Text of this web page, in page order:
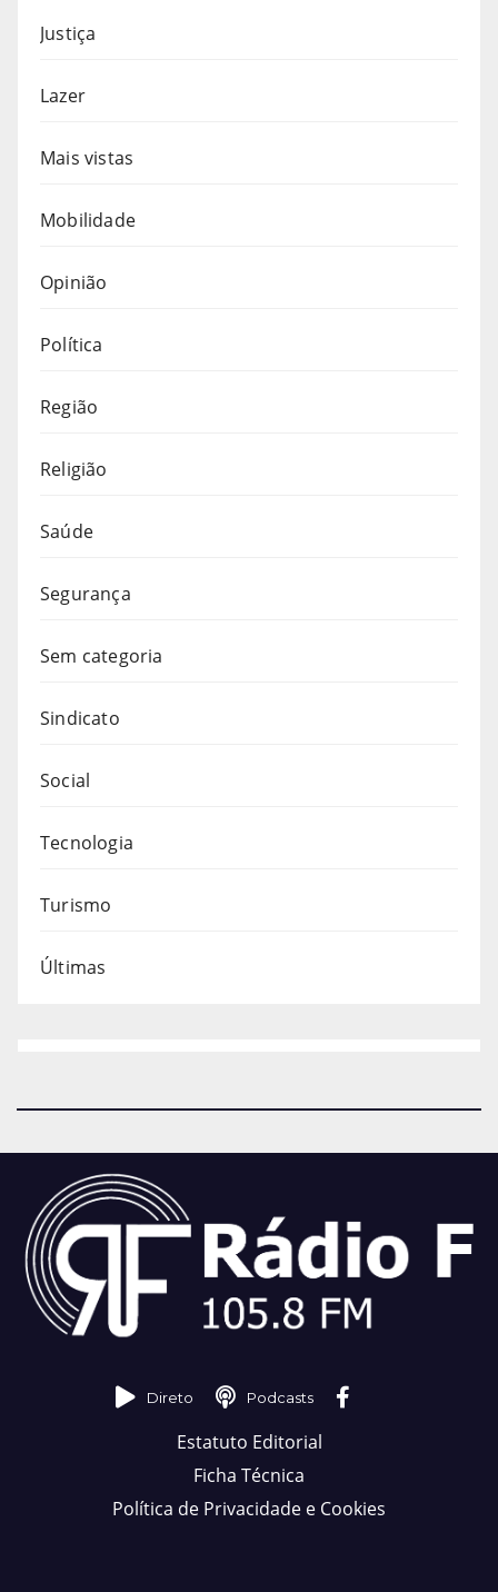
Justiça
Lazer
Mais vistas
Mobilidade
Opinião
Política
Região
Religião
Saúde
Segurança
Sem categoria
Sindicato
Social
Tecnologia
Turismo
Últimas
Direto Podcasts
Estatuto Editorial
Ficha Técnica
Política de Privacidade e Cookies